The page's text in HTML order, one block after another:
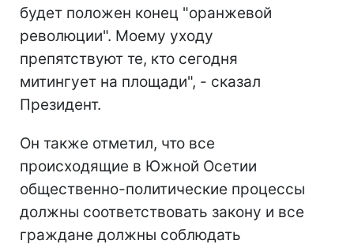
будет положен конец "оранжевой
революции". Моему уходу
препятствуют те, кто сегодня
митингует на площади", - сказал
Президент.
Он также отметил, что все
происходящие в Южной Осетии
общественно-политические процессы
должны соответствовать закону и все
граждане должны соблюдать